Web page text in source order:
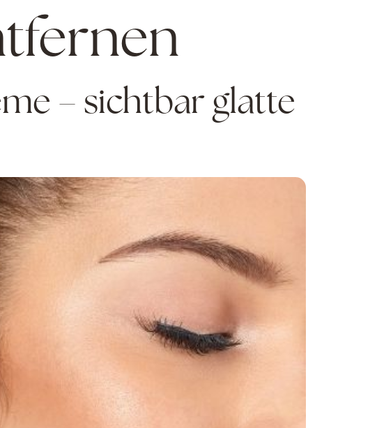
– sichtbar glatte